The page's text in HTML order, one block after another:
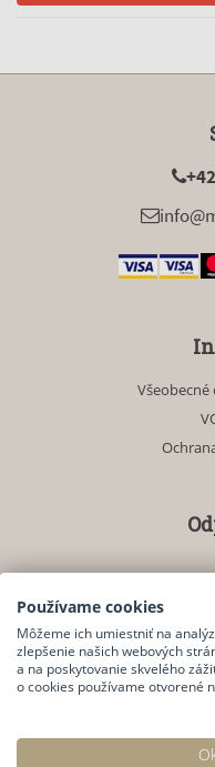
Používame cookies
Môžeme ich umiestniť na
zlepšenie našich webových
a na poskytovanie skvelého
o cookies používame otvorené